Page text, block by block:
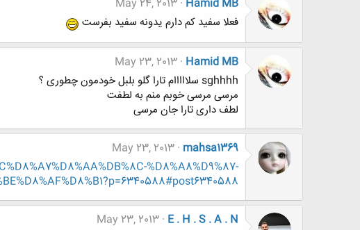
Hamid MB
May 24, 2013
فعلا سفید کم دارم یدونه سفید بفرست
Hamid MB
May 23, 2013
sghhhh سلااااام تارا گلو بلبل خودمون چطوری ؟
مرسی مرسی خوبم منم به لطفت
لطف داری تارا جان مرسی
mahsa1369
May 23, 2013
%D8%A8%D9%87-
E . H . S . A . N
May 23, 2013